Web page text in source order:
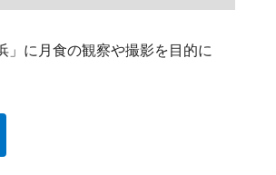
」に月食の観察や撮影を目的に